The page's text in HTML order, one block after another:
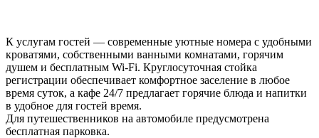
К услугам гостей — современные уютные номера с удобными
кроватями, собственными ванными комнатами, горячим
душем и бесплатным Wi-Fi. Круглосуточная стойка
регистрации обеспечивает комфортное заселение в любое
время суток, а кафе 24/7 предлагает горячие блюда и напитки
в удобное для гостей время.
Для путешественников на автомобиле предусмотрена
бесплатная парковка.